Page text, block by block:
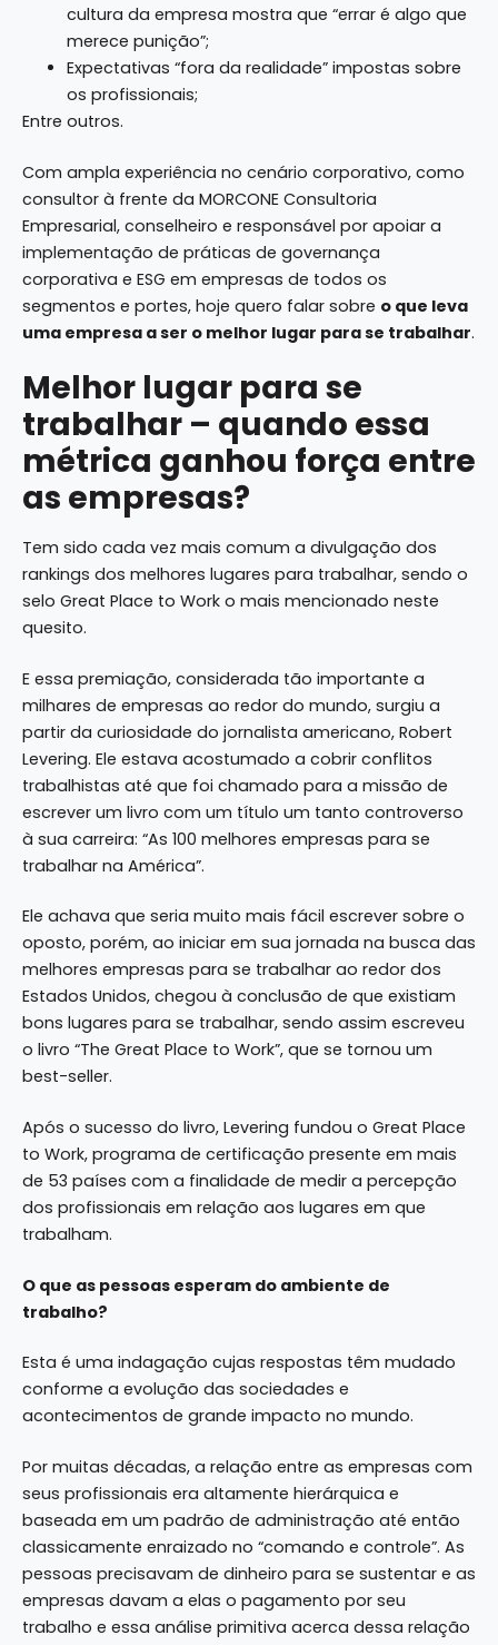
cultura da empresa mostra que “errar é algo que
merece punição”;
Expectativas “fora da realidade” impostas sobre
os profissionais;
Entre outros.
Com ampla experiência no cenário corporativo, como
consultor à frente da MORCONE Consultoria
Empresarial, conselheiro e responsável por apoiar a
implementação de práticas de governança
corporativa e ESG em empresas de todos os
segmentos e portes, hoje quero falar sobre o que leva
uma empresa a ser o melhor lugar para se trabalhar.
Melhor lugar para se
trabalhar – quando essa
métrica ganhou força entre
as empresas?
Tem sido cada vez mais comum a divulgação dos
rankings dos melhores lugares para trabalhar, sendo o
selo Great Place to Work o mais mencionado neste
quesito.
E essa premiação, considerada tão importante a
milhares de empresas ao redor do mundo, surgiu a
partir da curiosidade do jornalista americano, Robert
Levering. Ele estava acostumado a cobrir conflitos
trabalhistas até que foi chamado para a missão de
escrever um livro com um título um tanto controverso
à sua carreira: “As 100 melhores empresas para se
trabalhar na América”.
Ele achava que seria muito mais fácil escrever sobre o
oposto, porém, ao iniciar em sua jornada na busca das
melhores empresas para se trabalhar ao redor dos
Estados Unidos, chegou à conclusão de que existiam
bons lugares para se trabalhar, sendo assim escreveu
o livro “The Great Place to Work”, que se tornou um
best-seller.
Após o sucesso do livro, Levering fundou o Great Place
to Work, programa de certificação presente em mais
de 53 países com a finalidade de medir a percepção
dos profissionais em relação aos lugares em que
trabalham.
O que as pessoas esperam do ambiente de
trabalho?
Esta é uma indagação cujas respostas têm mudado
conforme a evolução das sociedades e
acontecimentos de grande impacto no mundo.
Por muitas décadas, a relação entre as empresas com
seus profissionais era altamente hierárquica e
baseada em um padrão de administração até então
classicamente enraizado no “comando e controle”. As
pessoas precisavam de dinheiro para se sustentar e as
empresas davam a elas o pagamento por seu
trabalho e essa análise primitiva acerca dessa relação